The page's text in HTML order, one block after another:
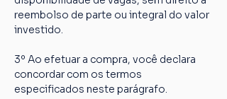
reembolso de parte ou integral do valor
investido.
3º Ao efetuar a compra, você declara
concordar com os termos
especificados neste parágrafo.